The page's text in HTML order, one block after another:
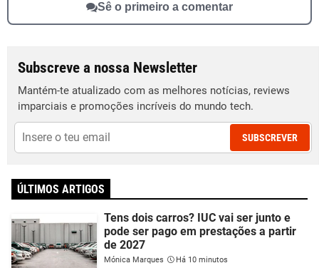
Sê o primeiro a comentar
Subscreve a nossa Newsletter
Mantém-te atualizado com as melhores notícias, reviews
imparciais e promoções incríveis do mundo tech.
SUBSCREVER
ÚLTIMOS ARTIGOS
Tens dois carros? IUC vai ser junto e
pode ser pago em prestações a partir
de 2027
Mónica Marques Há 10 minutos